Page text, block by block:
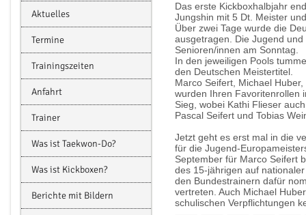
Aktuelles
Termine
Trainingszeiten
Anfahrt
Trainer
Was ist Taekwon-Do?
Was ist Kickboxen?
Berichte mit Bildern
Das erste Kickboxhalbjahr
Jungshin mit 5 Dt. Meister
Über zwei Tage wurde die
ausgetragen. Die Jugend
Senioren/innen am Sonntag.
In den jeweiligen Pools
den Deutschen Meistertitel.
Marco Seifert, Michael
wurden Ihren Favoritenrollen
Sieg, wobei Kathi Flieser
Pascal Seifert und Tobias
Jetzt geht es erst mal in die
für die Jugend-
September für Marco Seifert
des 15-jährigen auf
den Bundestrainern dafür
vertreten. Auch Michael
schulischen Verpflichtungen